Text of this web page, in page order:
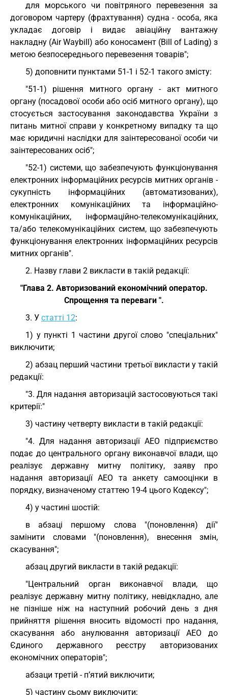
для морського чи повітряного перевезення за
договором чартеру (фрахтування) судна - особа, яка
укладає договір і видає авіаційну вантажну
накладну (Air Waybill) або коносамент (Bill of Lading) з
метою безпосереднього перевезення товарів";
5) доповнити пунктами 51-1 і 52-1 такого змісту:
"51-1) рішення митного органу - акт митного
органу (посадової особи або осіб митного органу), що
стосується застосування законодавства України з
питань митної справи у конкретному випадку та що
має юридичні наслідки для заінтересованої особи чи
заінтересованих осіб";
"52-1) системи, що забезпечують функціонування
електронних інформаційних ресурсів митних органів -
сукупність інформаційних (автоматизованих),
електронних комунікаційних та інформаційно-
комунікаційних, інформаційно-телекомунікаційних,
та/або телекомунікаційних систем, що забезпечують
функціонування електронних інформаційних ресурсів
митних органів".
2. Назву глави 2 викласти в такій редакції:
"Глава 2. Авторизований економічний оператор.
Спрощення та переваги ".
3. У статті 12:
1) у пункті 1 частини другої слово "спеціальних"
виключити;
2) абзац перший частини третьої викласти у такій
редакції:
"3. Для надання авторизацій застосовуються такі
критерії:"
3) частину четверту викласти в такій редакції:
"4. Для надання авторизації АЕО підприємство
подає до центрального органу виконавчої влади, що
реалізує державну митну політику, заяву про
надання авторизації АЕО та анкету самооцінки в
порядку, визначеному статтею 19-4 цього Кодексу";
4) у частині шостій:
в абзаці першому слова "(поновлення) дії"
замінити словами "(поновлення), внесення змін,
скасування";
абзац другий викласти в такій редакції:
"Центральний орган виконавчої влади, що
реалізує державну митну політику, невідкладно, але
не пізніше ніж на наступний робочий день з дня
прийняття рішення вносить відомості про надання,
скасування або анулювання авторизації АЕО до
Єдиного державного реєстру авторизованих
економічних операторів";
абзаци третій - п’ятий виключити;
5) частину сьому виключити;